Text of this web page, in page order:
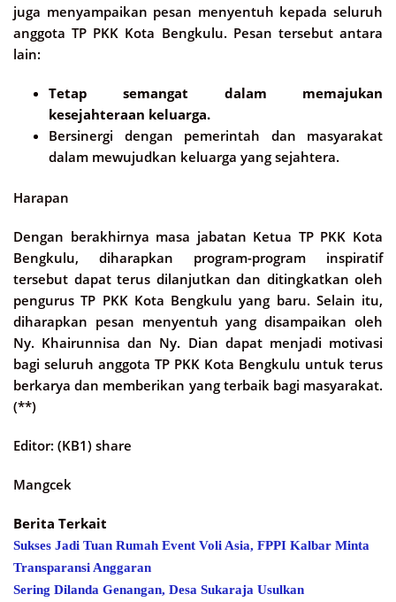
juga menyampaikan pesan menyentuh kepada seluruh
anggota TP PKK Kota Bengkulu. Pesan tersebut antara
lain:
Tetap semangat dalam memajukan
kesejahteraan keluarga.
Bersinergi dengan pemerintah dan masyarakat
dalam mewujudkan keluarga yang sejahtera.
Harapan
Dengan berakhirnya masa jabatan Ketua TP PKK Kota
Bengkulu, diharapkan program-program inspiratif
tersebut dapat terus dilanjutkan dan ditingkatkan oleh
pengurus TP PKK Kota Bengkulu yang baru. Selain itu,
diharapkan pesan menyentuh yang disampaikan oleh
Ny. Khairunnisa dan Ny. Dian dapat menjadi motivasi
bagi seluruh anggota TP PKK Kota Bengkulu untuk terus
berkarya dan memberikan yang terbaik bagi masyarakat.
(**)
Editor: (KB1) share
Mangcek
Berita Terkait
Sukses Jadi Tuan Rumah Event Voli Asia, FPPI Kalbar Minta
Transparansi Anggaran
Sering Dilanda Genangan, Desa Sukaraja Usulkan